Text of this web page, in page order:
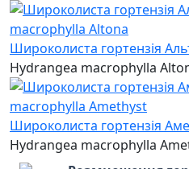
Широколиста гортензія
Hydrangea macrophylla
Широколиста гортензія
Hydrangea macrophylla